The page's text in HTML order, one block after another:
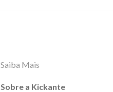
Saiba Mais
Sobre a Kickante